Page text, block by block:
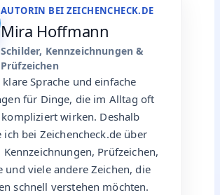
AUTORIN BEI ZEICHENCHECK.DE
Mira Hoffmann
Schilder, Kennzeichnungen &
Prüfzeichen
Sprache und einfache
für Dinge, die im Alltag oft
wirken. Deshalb
ich bei Zeichencheck.de über
Kennzeichnungen, Prüfzeichen,
und viele andere Zeichen, die
schnell verstehen möchten.